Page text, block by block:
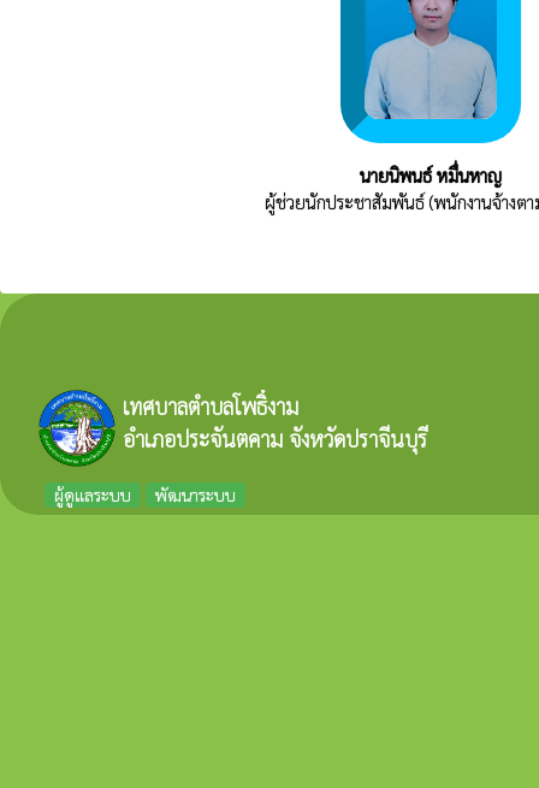
นายนิพนธ์ หมื่นหาญ
ผู้ช่วยนักประชาสัมพันธ์ (พนักงานจ้างตา
เทศบาลตำบลโพธิ์งาม
อำเภอประจันตคาม จังหวัดปราจีนบุรี
ผู้ดูแลระบบ พัฒนาระบบ